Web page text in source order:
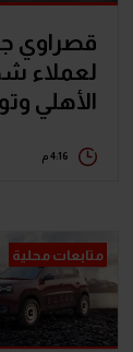
عز العرب
وجايكو باستثمار
متابعات محلية